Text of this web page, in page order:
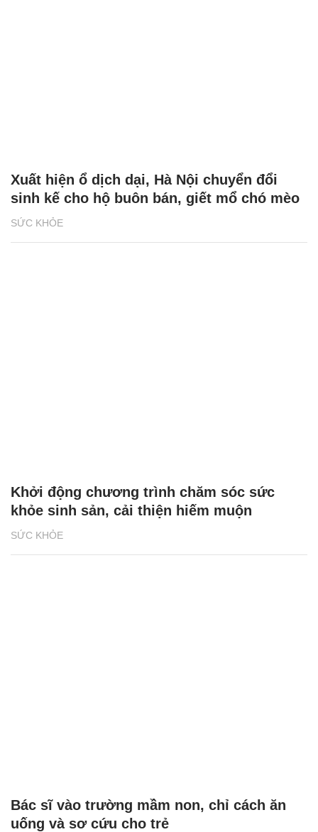
SỨC KHỎE
Xuất hiện ổ dịch dại, Hà Nội chuyển đổi
sinh kế cho hộ buôn bán, giết mổ chó mèo
SỨC KHỎE
Khởi động chương trình chăm sóc sức
khỏe sinh sản, cải thiện hiếm muộn
Bác sĩ vào trường mầm non, chỉ cách ăn
uống và sơ cứu cho trẻ